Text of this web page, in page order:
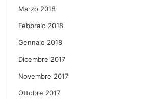
Marzo 2018
Febbraio 2018
Gennaio 2018
Dicembre 2017
Novembre 2017
Ottobre 2017